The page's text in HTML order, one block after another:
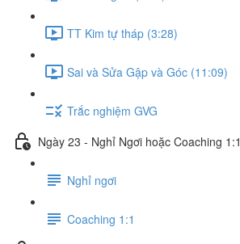
TT Kim tự tháp (3:28)
Sai và Sửa Gập và Góc (11:09)
Trắc nghiệm GVG
Ngày 23 - Nghỉ Ngơi hoặc Coaching 1:1
Nghỉ ngơi
Coaching 1:1